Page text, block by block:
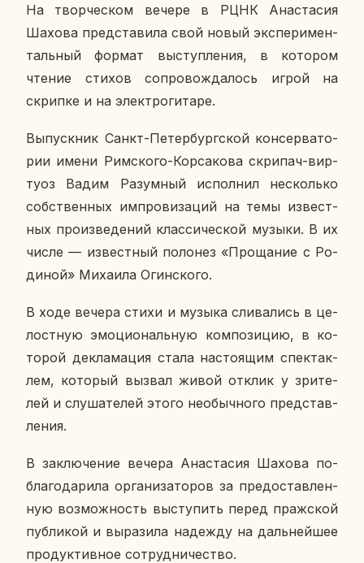
На твор­че­ском вечере в РЦНК Ана­ста­сия
Шахова пред­ста­ви­ла свой новый экс­пе­ри­мен­
таль­ный формат вы­ступ­ле­ния, в ко­то­ром
чтение стихов со­про­вож­да­лось игрой на
скрип­ке и на элек­тро­ги­та­ре.
Вы­пуск­ник Санкт-Пе­тер­бург­ской кон­сер­ва­то­
рии имени Рим­ско­го-Кор­са­ко­ва скри­пач-вир­
ту­оз Вадим Ра­зум­ный ис­пол­нил несколь­ко
соб­ствен­ных им­про­ви­за­ций на темы из­вест­
ных про­из­ве­де­ний клас­си­че­ской музыки. В их
числе — из­вест­ный по­ло­нез «Про­ща­ние с Ро­
ди­ной» Ми­ха­и­ла Огин­ско­го.
В ходе вечера стихи и музыка сли­ва­лись в це­
лост­ную эмо­ци­о­наль­ную ком­по­зи­цию, в ко­
то­рой де­кла­ма­ция стала на­сто­я­щим спек­так­
лем, ко­то­рый вызвал живой отклик у зри­те­
лей и слу­ша­те­лей этого необыч­но­го пред­став­
ле­ния.
В за­клю­че­ние вечера Ана­ста­сия Шахова по­
бла­го­да­ри­ла ор­га­ни­за­то­ров за предо­став­лен­
ную воз­мож­ность вы­сту­пить перед праж­ской
пуб­ли­кой и вы­ра­зи­ла на­деж­ду на даль­ней­шее
про­дук­тив­ное со­труд­ни­че­ство.